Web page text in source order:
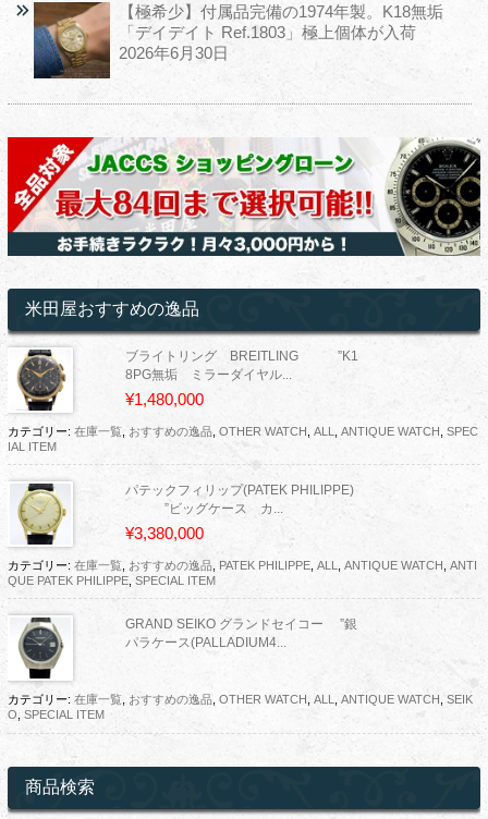
【極希少】付属品完備の1974年製。K18無垢
「デイデイト Ref.1803」極上個体が入荷
2026年6月30日
米田屋おすすめの逸品
ブライトリング BREITLING ”K1
8PG無垢 ミラーダイヤル...
¥1,480,000
カテゴリー: 在庫一覧, おすすめの逸品, OTHER WATCH ALL ANTIQUE WATCH SPEC
IAL ITEM
パテックフィリップ(PATEK PHILIPPE)
”ビッグケース カ...
¥3,380,000
カテゴリー: 在庫一覧, おすすめの逸品, PATEK PHILIPPE, ALL ANTIQUE WATCH ANTI
QUE PATEK PHILIPPE, SPECIAL ITEM
GRAND SEIKO グランドセイコー ”銀
パラケース(PALLADIUM4...
カテゴリー: 在庫一覧, おすすめの逸品, OTHER WATCH ALL ANTIQUE WATCH
SEIK
O SPECIAL ITEM
商品検索